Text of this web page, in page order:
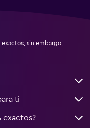
sin embargo,
ti
exactos?